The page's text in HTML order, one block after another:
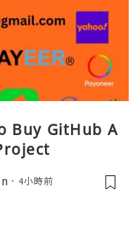
Buy GitHub A
4小時前